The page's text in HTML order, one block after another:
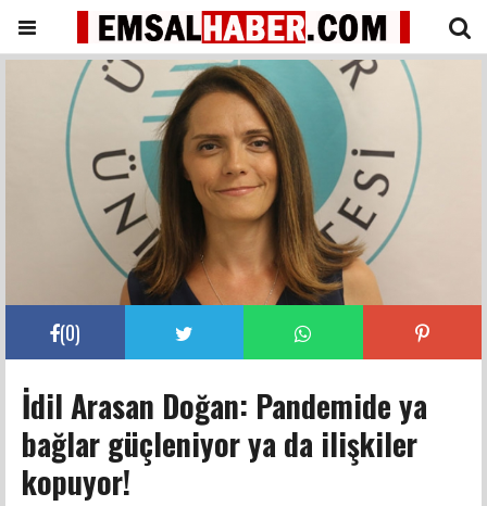
(0)
İdil Arasan Doğan: Pandemide ya
bağlar güçleniyor ya da ilişkiler
kopuyor!